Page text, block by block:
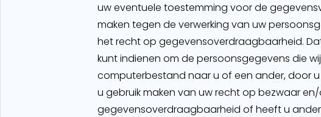
uw eventuele toestemming voor de
maken tegen de verwerking van uw
het recht op gegevensoverdraagbaarheid.
kunt indienen om de persoonsgegevens die
computerbestand naar u of een ander, door
u gebruik maken van uw recht op bezwaar
gegevensoverdraagbaarheid of heeft u